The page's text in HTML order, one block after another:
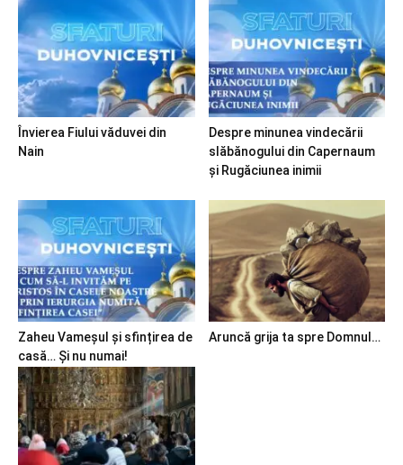
Învierea Fiului văduvei din
Nain
Despre minunea vindecării
slăbănogului din Capernaum
și Rugăciunea inimii
Zaheu Vameșul și sfințirea de
casă… Și nu numai!
Aruncă grija ta spre Domnul…